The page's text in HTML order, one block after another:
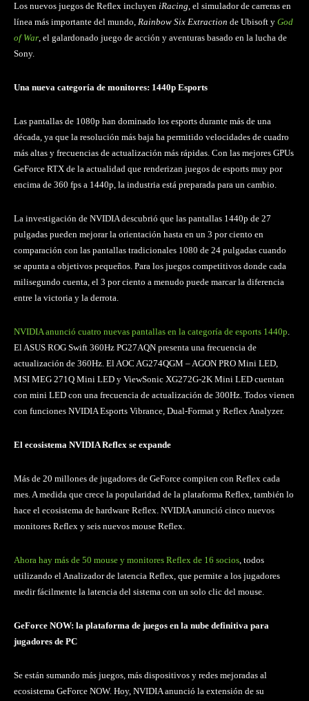
Los nuevos juegos de Reflex incluyen iRacing, el simulador de carreras en
línea más importante del mundo, Rainbow Six Extraction de Ubisoft y God
of War, el galardonado juego de acción y aventuras basado en la lucha de
Sony.
Una nueva categoría de monitores: 1440p Esports
Las pantallas de 1080p han dominado los esports durante más de una
década, ya que la resolución más baja ha permitido velocidades de cuadro
más altas y frecuencias de actualización más rápidas. Con las mejores GPUs
GeForce RTX de la actualidad que renderizan juegos de esports muy por
encima de 360 fps a 1440p, la industria está preparada para un cambio.
La investigación de NVIDIA descubrió que las pantallas 1440p de 27
pulgadas pueden mejorar la orientación hasta en un 3 por ciento en
comparación con las pantallas tradicionales 1080 de 24 pulgadas cuando
se apunta a objetivos pequeños. Para los juegos competitivos donde cada
milisegundo cuenta, el 3 por ciento a menudo puede marcar la diferencia
entre la victoria y la derrota.
NVIDIA anunció cuatro nuevas pantallas en la categoría de esports 1440p.
El ASUS ROG Swift 360Hz PG27AQN presenta una frecuencia de
actualización de 360Hz. El AOC AG274QGM – AGON PRO Mini LED,
MSI MEG 271Q Mini LED y ViewSonic XG272G-2K Mini LED cuentan
con mini LED con una frecuencia de actualización de 300Hz. Todos vienen
con funciones NVIDIA Esports Vibrance, Dual-Format y Reflex Analyzer.
El ecosistema NVIDIA Reflex se expande
Más de 20 millones de jugadores de GeForce compiten con Reflex cada
mes. A medida que crece la popularidad de la plataforma Reflex, también lo
hace el ecosistema de hardware Reflex. NVIDIA anunció cinco nuevos
monitores Reflex y seis nuevos mouse Reflex.
Ahora hay más de 50 mouse y monitores Reflex de 16 socios, todos
utilizando el Analizador de latencia Reflex, que permite a los jugadores
medir fácilmente la latencia del sistema con un solo clic del mouse.
GeForce NOW: la plataforma de juegos en la nube definitiva para
jugadores de PC
Se están sumando más juegos, más dispositivos y redes mejoradas al
ecosistema GeForce NOW. Hoy, NVIDIA anunció la extensión de su